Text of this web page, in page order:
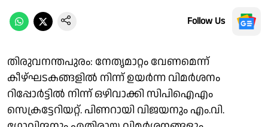
Follow Us
തിരുവനന്തപുരം: നേതൃമാറ്റം വേണമെന്ന്
കീഴ്ഘടകങ്ങളിൽ നിന്ന് ഉയർന്ന വിമർശനം
റിപ്പോർട്ടിൽ നിന്ന് ഒഴിവാക്കി സിപിഐഎം
സെക്രട്ടേറിയറ്റ്. പിണറായി വിജയനും എം.വി.